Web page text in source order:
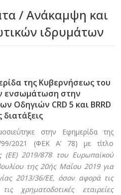
/ Ανάκαμψη και
ιδρυμάτων
της Κυβερνήσεως του
ενσωμάτωση στην
Οδηγιών CRD 5 και BRRD
διατάξεις
στην Εφημερίδα της
2021 (ΦΕΚ Α’ 78) με τίτλο
2019/878 του Ευρωπαϊκού
της 20ής Μαΐου 2019 για
2013/36/ΕΕ, όσον αφορά τις
χρηματοδοτικές εταιρείες